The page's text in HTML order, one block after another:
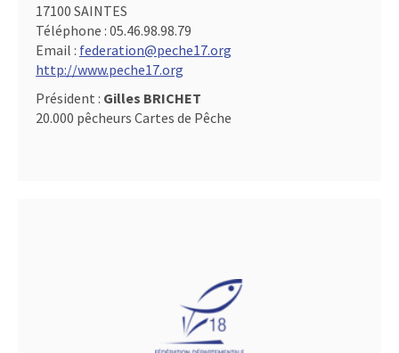
17100 SAINTES
Téléphone : 05.46.98.98.79
Email : federation@peche17.org
http://www.peche17.org
Président : Gilles BRICHET
20.000 pêcheurs Cartes de Pêche